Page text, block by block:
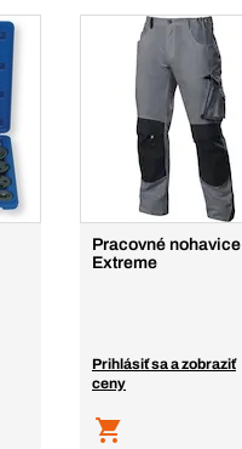
Pracovné nohavice
Extreme
Prihlásiť sa a zobraziť
ceny